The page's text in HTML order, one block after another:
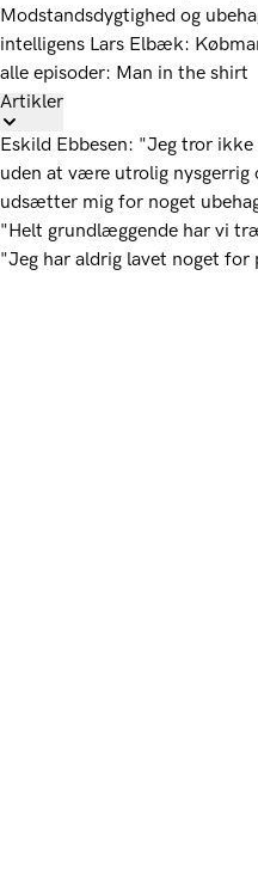
Modstandsdygtighed og
intelligens Lars Elbæk:
alle episoder: Man in the shirt
Artikler
Eskild Ebbesen: "Jeg tror
uden at være utrolig
udsætter mig for noget
"Helt grundlæggende har vi
"Jeg har aldrig lavet noget for